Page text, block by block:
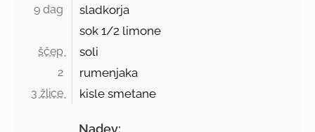
9 dag
sladkorja
sok 1/2 limone
ščep soli
2 rumenjaka
3 žlice kisle smetane